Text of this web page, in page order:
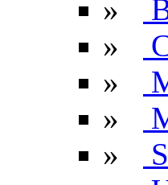
»
»
»
»
»